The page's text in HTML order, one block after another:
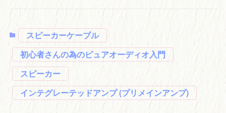
スピーカーケーブル
初心者さんの為のピュアオーディオ入門
スピーカー
インテグレーテッドアンプ (プリメインアンプ)